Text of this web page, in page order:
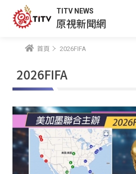
TITV NEWS
原視新聞網
首頁 2026FIFA
2026FIFA